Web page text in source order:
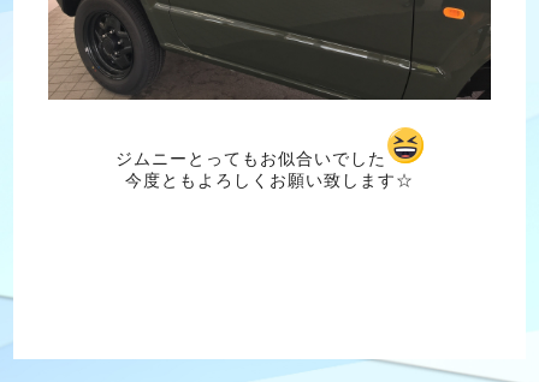
ジムニーとってもお似合いでした
今度ともよろしくお願い致します☆